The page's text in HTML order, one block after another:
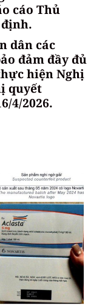
cáo Thủ
dân các
đảm đầy đủ
hiện Nghị
quyết
4/2026.